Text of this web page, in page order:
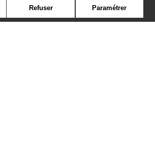
Refuser Paramétrer